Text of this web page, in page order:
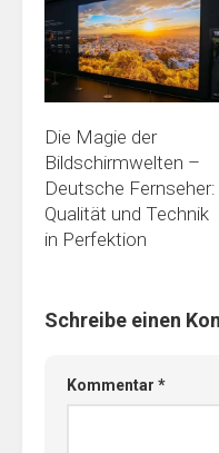
Die Magie der
Bildschirmwelten –
Deutsche Fernseher:
Qualität und Technik
in Perfektion
Schreibe einen
Kommentar *